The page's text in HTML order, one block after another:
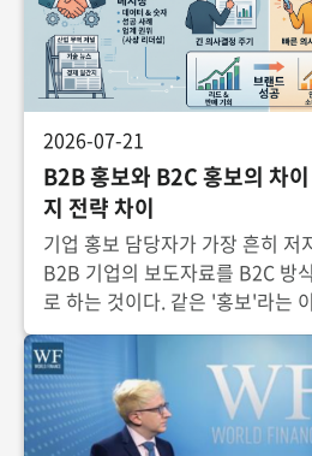
2026-07-21
B2B 홍보와 B2C 홍보의 차
지 전략 차이
기업 홍보 담당자가 가장 흔히 저
B2B 기업의 보도자료를 B2C 방
로 하는 것이다. 같은 '홍보'라는
과 B2C PR은 목표 고객, 구매 의
할 매체, 메시지의 결이 근본적으